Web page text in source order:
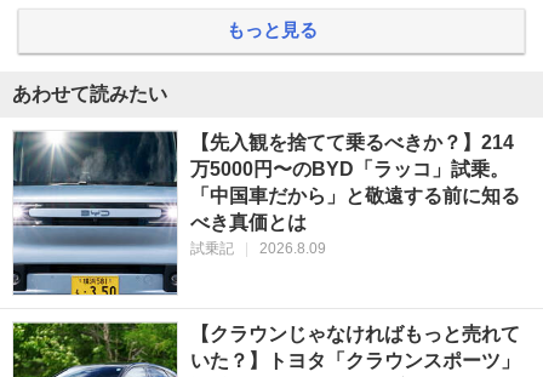
もっと見る
あわせて読みたい
【先入観を捨てて乗るべきか？】214
万5000円〜のBYD「ラッコ」試乗。
「中国車だから」と敬遠する前に知る
べき真価とは
試乗記 2026.8.09
【クラウンじゃなければもっと売れて
いた？】トヨタ「クラウンスポーツ」